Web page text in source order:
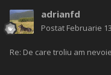
adrianfd
Postat Februarie
Re: De care troliu am